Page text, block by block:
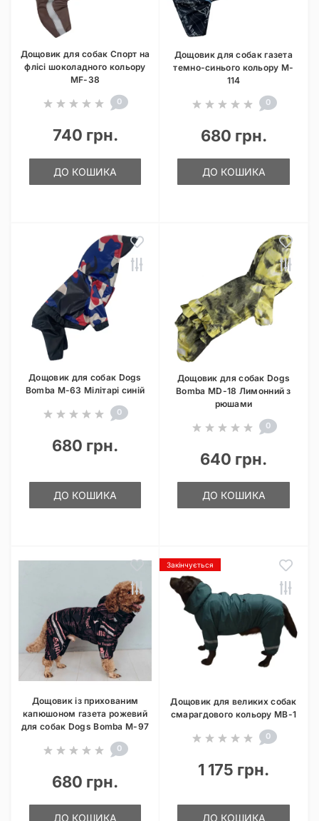
Дощовик для собак Спорт на
флісі шоколадного кольору
MF-38
0
740 грн.
ДО КОШИКА
Дощовик для собак газета
темно-синього кольору M-
114
0
680 грн.
ДО КОШИКА
Дощовик для собак Dogs
Bomba M-63 Мілітарі синій
0
680 грн.
ДО КОШИКА
Дощовик для собак Dogs
Bomba MD-18 Лимонний з
рюшами
0
640 грн.
ДО КОШИКА
Дощовик із прихованим
капюшоном газета рожевий
для собак Dogs Bomba M-97
0
680 грн.
ДО КОШИКА
Закінчується
Дощовик для великих собак
смарагдового кольору MB-1
0
1 175 грн.
ДО КОШИКА